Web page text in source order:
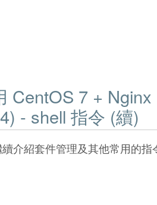
CentOS 7 + Nginx
- shell 指令 (續)
續介紹套件管理及其他常用的指